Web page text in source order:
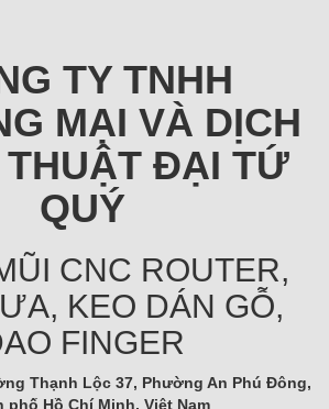
TY TNHH
MẠI VÀ DỊCH
ĐẠI TỨ
QUÝ
CNC ROUTER,
KEO DÁN GỖ,
FINGER
Thạnh Lộc 37, Phường An Phú Đông,
phố Hồ Chí Minh, Việt Nam